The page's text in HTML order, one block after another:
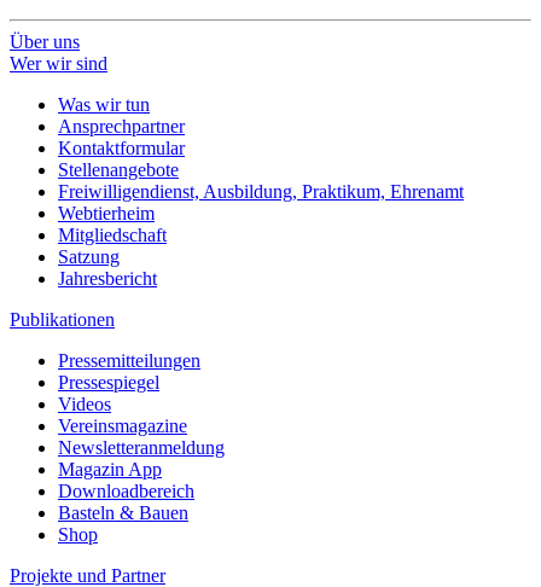
Über uns
Wer wir sind
Was wir tun
Ansprechpartner
Kontaktformular
Stellenangebote
Freiwilligendienst, Ausbildung, Praktikum, Ehrenamt
Webtierheim
Mitgliedschaft
Satzung
Jahresbericht
Publikationen
Pressemitteilungen
Pressespiegel
Videos
Vereinsmagazine
Newsletteranmeldung
Magazin App
Downloadbereich
Basteln & Bauen
Shop
Projekte und Partner